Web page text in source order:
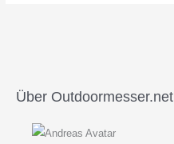
Über Outdoormesser.net